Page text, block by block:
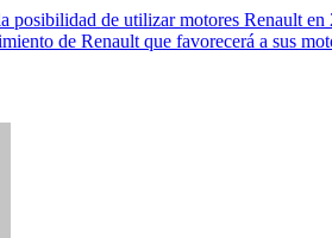
posibilidad de utilizar motores Renault en
de Renault que favorecerá a sus